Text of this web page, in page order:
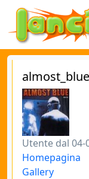
almost_blue
Utente dal 04-
Homepagina
Gallery